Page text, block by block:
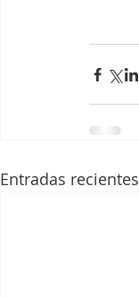
Entradas recientes